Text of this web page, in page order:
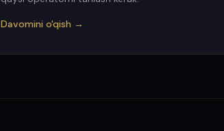
Davomini o'qish →